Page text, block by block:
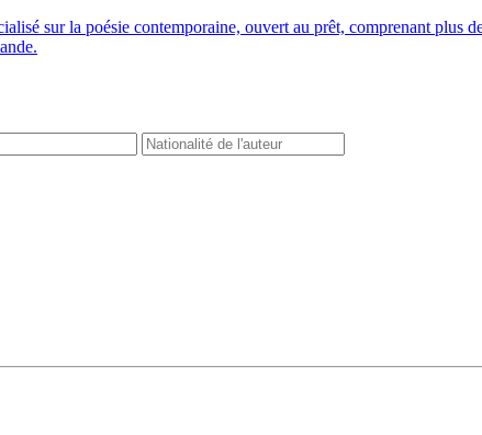
sur la poésie contemporaine, ouvert au prêt, comprenant plus